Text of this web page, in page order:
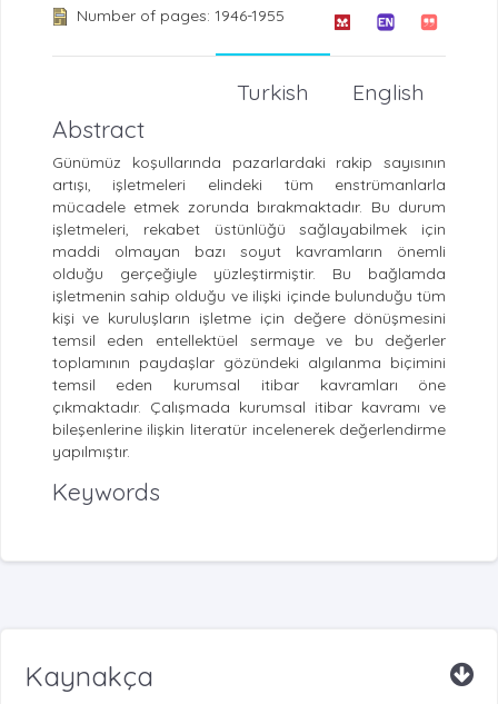
Number of pages: 1946-1955
English
Turkish
Abstract
Günümüz koşullarında pazarlardaki rakip sayısının
artışı, işletmeleri elindeki tüm enstrümanlarla
mücadele etmek zorunda bırakmaktadır. Bu durum
işletmeleri, rekabet üstünlüğü sağlayabilmek için
maddi olmayan bazı soyut kavramların önemli
olduğu gerçeğiyle yüzleştirmiştir. Bu bağlamda
işletmenin sahip olduğu ve ilişki içinde bulunduğu tüm
kişi ve kuruluşların işletme için değere dönüşmesini
temsil eden entellektüel sermaye ve bu değerler
toplamının paydaşlar gözündeki algılanma biçimini
temsil eden kurumsal itibar kavramları öne
çıkmaktadır. Çalışmada kurumsal itibar kavramı ve
bileşenlerine ilişkin literatür incelenerek değerlendirme
yapılmıştır.
Keywords
Kaynakça